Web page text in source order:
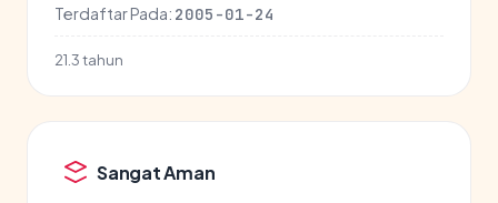
Terdaftar Pada: 2005-01-24
21.3 tahun
Sangat Aman